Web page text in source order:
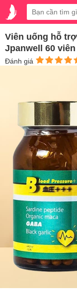
Viên uống hỗ
Jpanwell 60 viên
Đánh giá